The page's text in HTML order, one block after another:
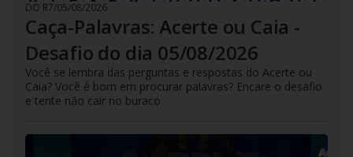
DO R7/05/08/2026
Caça-Palavras: Acerte ou Caia -
Desafio do dia 05/08/2026
Você se lembra das perguntas e respostas do Acerte ou
Caia? Você é bom em procurar palavras? Encare o desafio
e tente não cair no buraco